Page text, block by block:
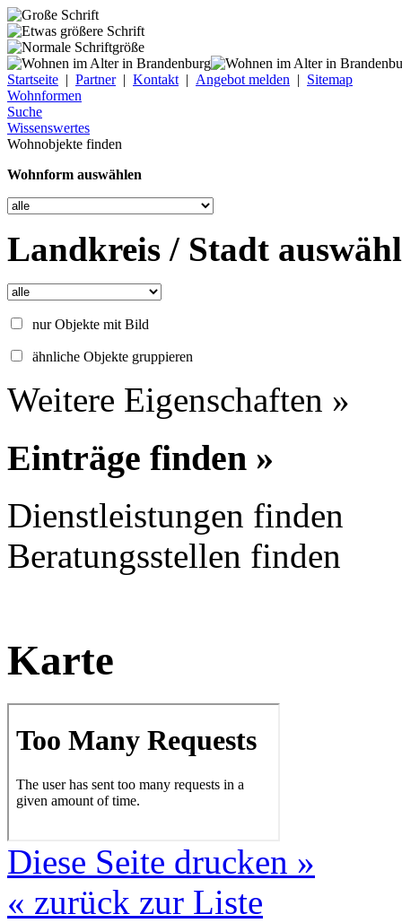
Startseite | Partner| Kontakt | Angebot melden | Sitemap
Wohnformen
Suche
Wissenswertes
Wohnobjekte finden
Wohnform auswählen
Landkreis / Stadt
nur Objekte mit Bild
ähnliche Objekte gruppieren
Weitere Eigenschaften »
Einträge finden »
Dienstleistungen finden
Beratungsstellen finden
Karte
Diese Seite drucken »
« zurück zur Liste